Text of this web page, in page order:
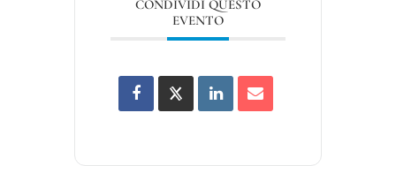
CONDIVIDI QUESTO
EVENTO